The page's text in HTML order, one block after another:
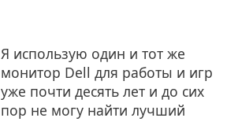
Я использую один и тот же
монитор Dell для работы и игр
уже почти десять лет и до сих
пор не могу найти лучший